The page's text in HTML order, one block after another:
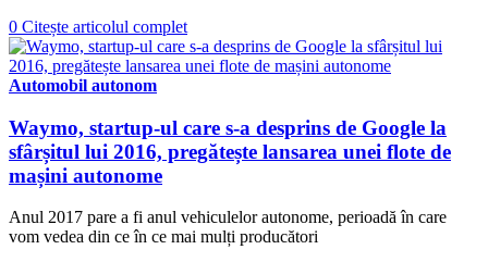
0 Citește articolul complet
Automobil autonom
Waymo, startup-ul care s-a desprins de Google la
sfârșitul lui 2016, pregătește lansarea unei flote de
mașini autonome
Anul 2017 pare a fi anul vehiculelor autonome, perioadă în care
vom vedea din ce în ce mai mulți producători